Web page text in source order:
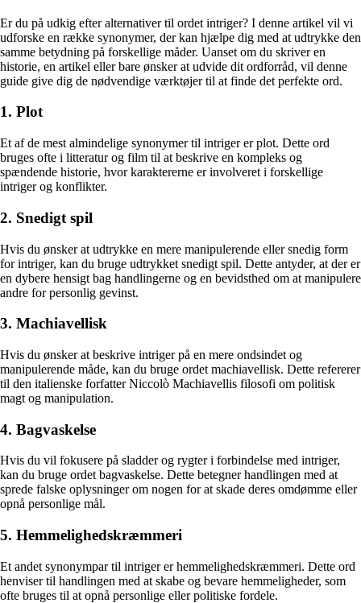
Er du på udkig efter alternativer til ordet intriger? I denne artikel vil vi
udforske en række synonymer, der kan hjælpe dig med at udtrykke den
samme betydning på forskellige måder. Uanset om du skriver en
historie, en artikel eller bare ønsker at udvide dit ordforråd, vil denne
guide give dig de nødvendige værktøjer til at finde det perfekte ord.
1. Plot
Et af de mest almindelige synonymer til intriger er plot. Dette ord
bruges ofte i litteratur og film til at beskrive en kompleks og
spændende historie, hvor karaktererne er involveret i forskellige
intriger og konflikter.
2. Snedigt spil
Hvis du ønsker at udtrykke en mere manipulerende eller snedig form
for intriger, kan du bruge udtrykket snedigt spil. Dette antyder, at der er
en dybere hensigt bag handlingerne og en bevidsthed om at manipulere
andre for personlig gevinst.
3. Machiavellisk
Hvis du ønsker at beskrive intriger på en mere ondsindet og
manipulerende måde, kan du bruge ordet machiavellisk. Dette refererer
til den italienske forfatter Niccolò Machiavellis filosofi om politisk
magt og manipulation.
4. Bagvaskelse
Hvis du vil fokusere på sladder og rygter i forbindelse med intriger,
kan du bruge ordet bagvaskelse. Dette betegner handlingen med at
sprede falske oplysninger om nogen for at skade deres omdømme eller
opnå personlige mål.
5. Hemmelighedskræmmeri
Et andet synonympar til intriger er hemmelighedskræmmeri. Dette ord
henviser til handlingen med at skabe og bevare hemmeligheder, som
ofte bruges til at opnå personlige eller politiske fordele.